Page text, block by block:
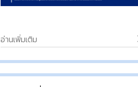
อ่านเพิ่มเติม